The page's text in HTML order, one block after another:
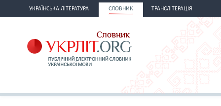
УКРАЇНСЬКА ЛІТЕРАТУРА СЛОВНИК ТРАНСЛІТЕРАЦІЯ